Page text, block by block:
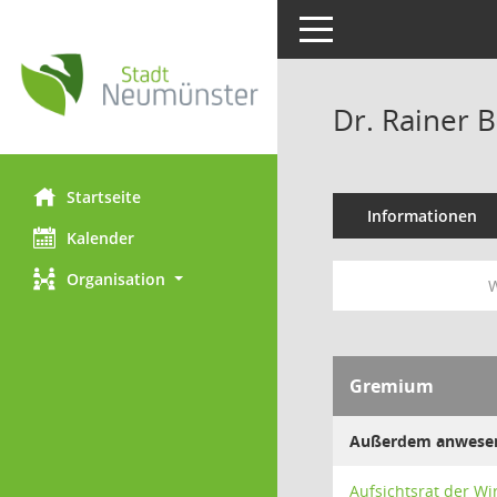
Startseite
Kalender
Organisation
Toggle navigation
Dr. Rainer
Informationen
Gremium
Außerdem
Aufsichtsrat der